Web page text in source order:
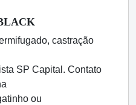
castração
SP Capital. Contato
ou